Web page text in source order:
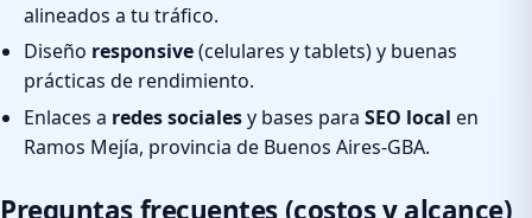
alineados a tu tráfico.
Diseño responsive(celulares y tablets) y buenas
prácticas de rendimiento.
Enlaces a redes socialesy bases para SEO local en
Ramos Mejía, provincia de Buenos Aires-GBA.
Preguntas frecuentes (costos y alcance)